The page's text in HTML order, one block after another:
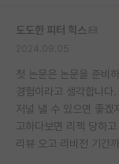
도도한 피터 힉스
첫 논문은 논문을 준비
경험이라고 생각합니
저널 낼 수 있으면 좋겠
고하다보면 리젝 당하
리뷰 오고 리비전 기간